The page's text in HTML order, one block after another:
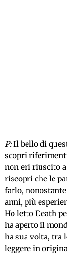
P:Il bello di
scopri
non eri riuscito a
riscopri che le
farlo,
anni, più
Ho letto Death
ha aperto il
ha sua volta, tra
leggere in